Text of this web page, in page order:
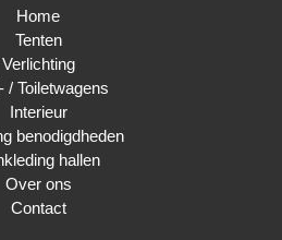
Home
Tenten
Verlichting
/ Toiletwagens
Interieur
benodigdheden
hallen
Over ons
Contact